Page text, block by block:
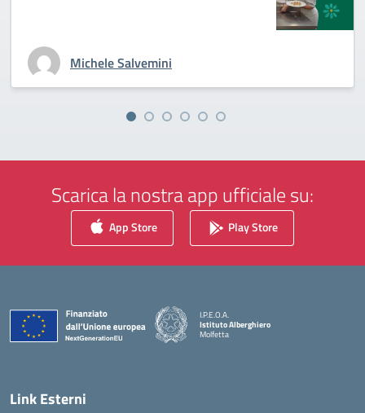
Michele Salvemini
Scarica la nostra app ufficiale su:
App Store Play Store
I.P.E.O.A.
Istituto Alberghiero
Molfetta
Link Esterni